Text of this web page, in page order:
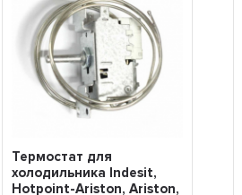
Термостат для
холодильника Indesit,
Hotpoint-Ariston, Ariston,